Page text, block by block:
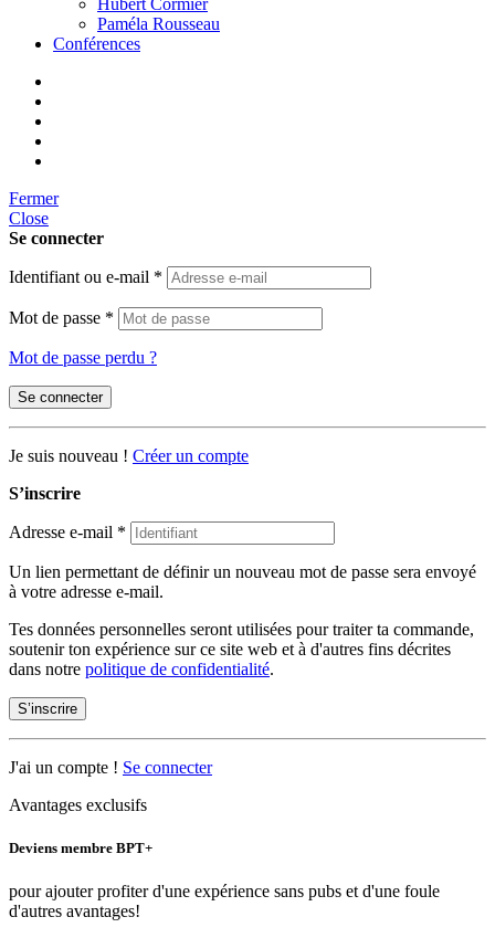
Hubert Cormier
Paméla Rousseau
Conférences
Fermer
Close
Se connecter
Identifiant ou e-mail *
Mot de passe *
Mot de passe perdu ?
Se connecter
Je suis nouveau ! Créer un compte
S’inscrire
Adresse e-mail *
Un lien permettant de définir un nouveau mot de passe sera envoyé
à votre adresse e-mail.
Tes données personnelles seront utilisées pour traiter ta commande,
soutenir ton expérience sur ce site web et à d'autres fins décrites
dans notre politique de confidentialité.
S’inscrire
J'ai un compte ! Se connecter
Avantages exclusifs
Deviens membre BPT+
pour ajouter profiter d'une expérience sans pubs et d'une foule
d'autres avantages!